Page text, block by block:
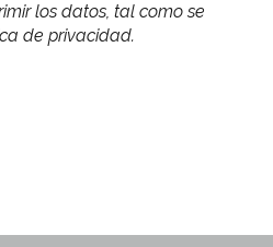
los datos, tal como se
de privacidad.